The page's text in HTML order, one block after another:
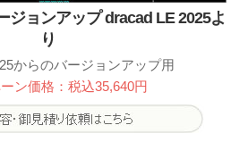
ジョンアップ dracad LE 2025よ
り
からのバージョンアップ用
ン価格：税込35,640円